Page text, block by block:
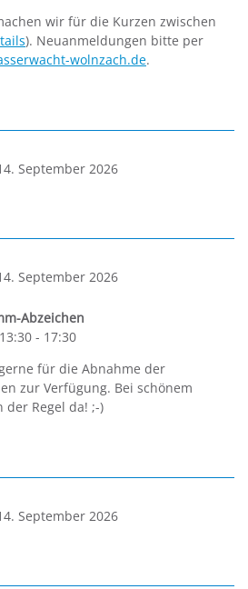
wir für die Kurzen zwischen
). Neuanmeldungen bitte per
wolnzach.de.
September 2026
September 2026
Abzeichen
13:30 - 17:30
für die Abnahme der
zur Verfügung. Bei schönem
Regel da! ;-)
September 2026